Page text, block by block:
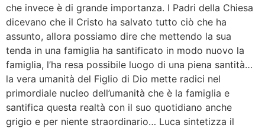
che invece è di grande importanza. I Padri della Chiesa
dicevano che il Cristo ha salvato tutto ciò che ha
assunto, allora possiamo dire che mettendo la sua
tenda in una famiglia ha santificato in modo nuovo la
famiglia, l’ha resa possibile luogo di una piena santità…
la vera umanità del Figlio di Dio mette radici nel
primordiale nucleo dell’umanità che è la famiglia e
santifica questa realtà con il suo quotidiano anche
grigio e per niente straordinario… Luca sintetizza il